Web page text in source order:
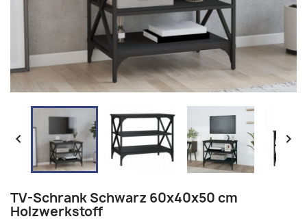
 
TV-Schrank Schwarz 60x40x50 cm
Holzwerkstoff